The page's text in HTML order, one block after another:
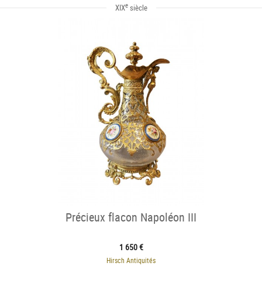
XIXesiècle
Précieux flacon Napoléon III
1 650 €
Hirsch Antiquités